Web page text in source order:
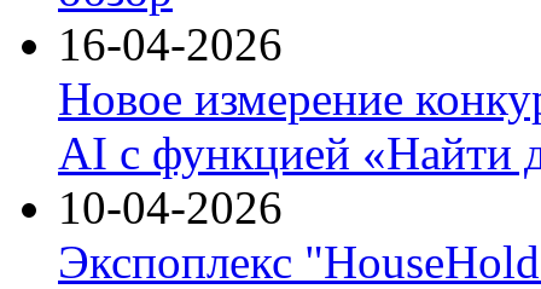
16-04-2026
Новое измерение
AI с функцией «Найти
10-04-2026
Экспоплекс